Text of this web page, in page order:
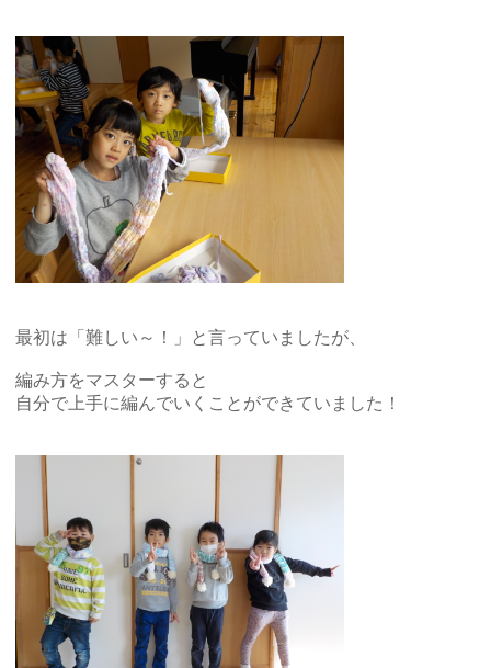
最初は「難しい～！」と言っていましたが、
編み方をマスターすると
自分で上手に編んでいくことができていました！